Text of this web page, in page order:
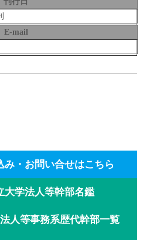
E-mail
み・お問い合せはこちら
大学法人等幹部名鑑
人等事務系歴代幹部一覧